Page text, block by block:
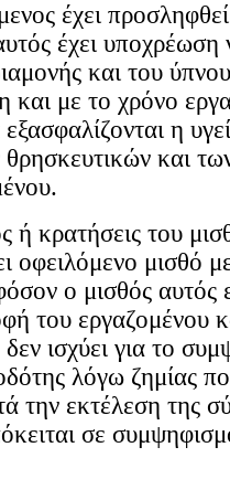
έχει προσληφθεί
έχει υποχρέωση
και του
και με το χρόνο
η
και
κρατήσεις του
οφειλόμενο μισθό
ο μισθός αυτός
του εργαζομένου
ισχύει για το
λόγω ζημίας
την εκτέλεση της
σε